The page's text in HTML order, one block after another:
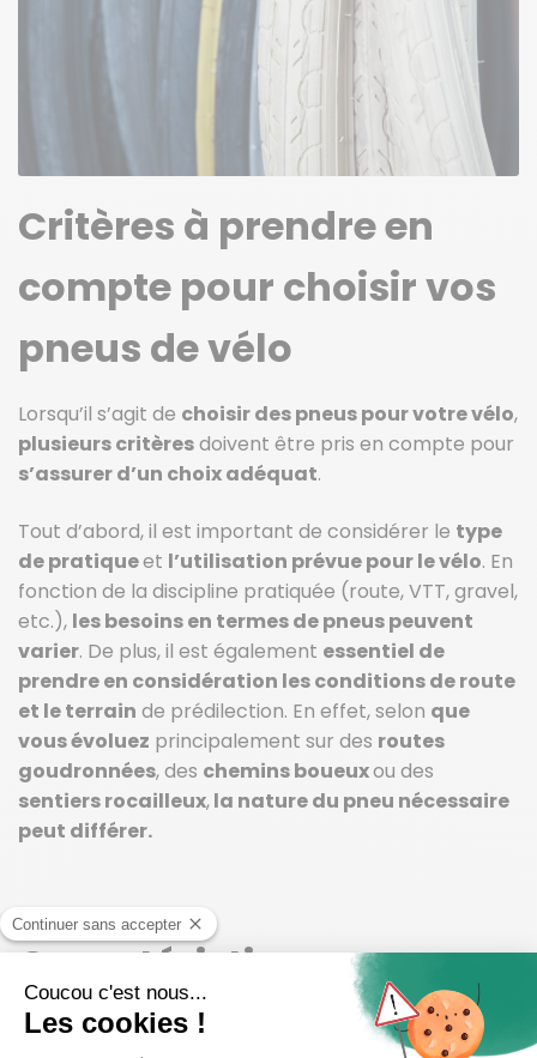
Critères à prendre en
compte pour choisir vos
pneus de vélo
Lorsqu’il s’agit de choisir des pneus pour votre vélo,
plusieurs critèresdoivent être pris en compte pour
s’assurer d’un choix adéquat.
Tout d’abord, il est important de considérer le type
de pratiqueet l’utilisation prévue pour le vélo. En
fonction de la discipline pratiquée (route, VTT, gravel,
etc.), les besoins en termes de pneus peuvent
varier. De plus, il est également essentiel de
prendre en considération les conditions de route
et le terrain de prédilection. En effet, selon que
vous évoluez principalement sur des routes
goudronnées, des chemins boueuxou des
sentiers rocailleux,la nature du pneu nécessaire
peut différer.
Caractéristiques
techniques des pneus de